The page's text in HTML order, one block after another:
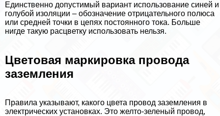
Единственно допустимый вариант использование синей и
гoлyбой изоляции – обозначение отрицательного полюса
или средней точки в цепях постоянного тока. Больше
нигде такую расцветку использовать нельзя.
Цветовая маркировка провода
заземления
Правила указывают, какого цвета провод заземления в
электрических установках. Это желто-зеленый провод,